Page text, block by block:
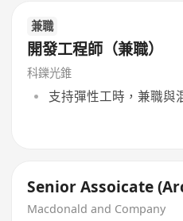
兼職
開發工程師（兼職）
科鑠光錐
支持彈性工時，兼職與
Senior Assoicate
Macdonald and Company